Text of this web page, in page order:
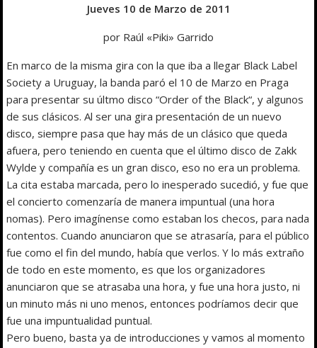
Jueves 10 de Marzo de 2011
por Raúl «Piki» Garrido
En marco de la misma gira con la que iba a llegar Black Label
Society a Uruguay, la banda paró el 10 de Marzo en Praga
para presentar su últmo disco “Order of the Black“, y algunos
de sus clásicos. Al ser una gira presentación de un nuevo
disco, siempre pasa que hay más de un clásico que queda
afuera, pero teniendo en cuenta que el último disco de Zakk
Wylde y compañía es un gran disco, eso no era un problema.
La cita estaba marcada, pero lo inesperado sucedió, y fue que
el concierto comenzaría de manera impuntual (una hora
nomas). Pero imagínense como estaban los checos, para nada
contentos. Cuando anunciaron que se atrasaría, para el público
fue como el fin del mundo, había que verlos. Y lo más extraño
de todo en este momento, es que los organizadores
anunciaron que se atrasaba una hora, y fue una hora justo, ni
un minuto más ni uno menos, entonces podríamos decir que
fue una impuntualidad puntual.
Pero bueno, basta ya de introducciones y vamos al momento